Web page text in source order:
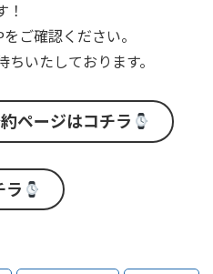
！
ご確認ください。
いたしております。
ページはコチラ
ラ